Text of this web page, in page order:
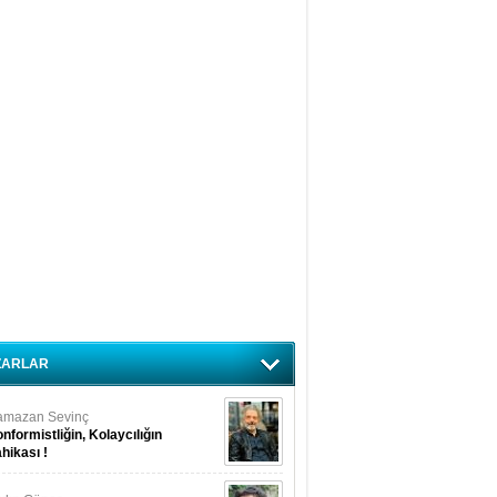
Sevinç
Kolaycılığın
!